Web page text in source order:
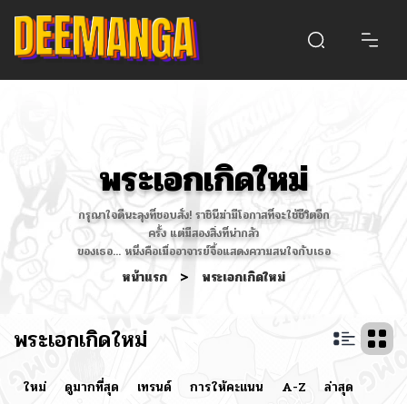
พระเอกเกิดใหม่
กรุณาใจดีนะลุงที่ชอบสั่ง! ราชินีฆ่ามีโอกาสที่จะใช้ชีวิตอีก
ครั้ง แต่มีสองสิ่งที่น่ากลัว
ของเธอ... หนึ่งคือเมื่ออาจารย์จื้อแสดงความสนใจกับเธอ
หน้าแรก > พระเอกเกิดใหม่
พระเอกเกิดใหม่
ใหม่ ดูมากที่สุด เทรนด์ การให้คะแนน A-Z ล่าสุด